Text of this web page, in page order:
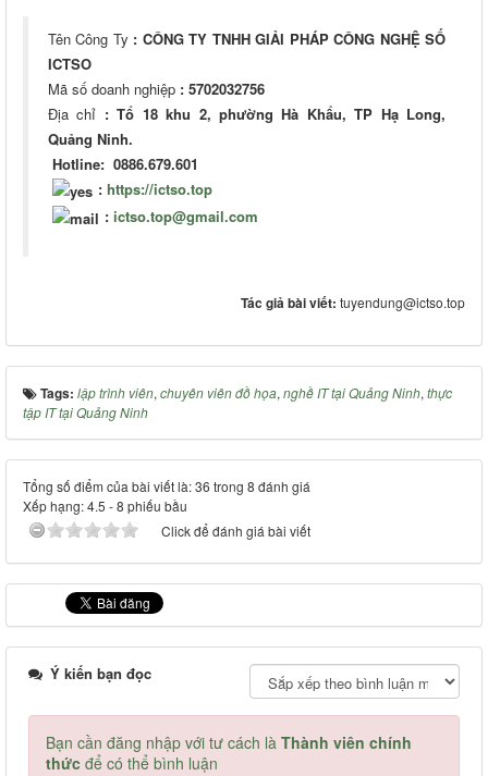
Tên Công Ty : CÔNG TY TNHH GIẢI PHÁP CÔNG NGHỆ SỐ
ICTSO
Mã số doanh nghiệp : 5702032756
Địa chỉ : Tổ 18 khu 2, phường Hà Khẩu, TP Hạ Long,
Quảng Ninh.
Hotline: 0886.679.601
: https://ictso.top
: ictso.top@gmail.com
Tác giả bài viết: tuyendung@ictso.top
Tags: lập trình viên, chuyên viên đồ họa, nghề IT tại Quảng Ninh, thực
tập IT tại Quảng Ninh
Tổng số điểm của bài viết là: 36 trong 8 đánh giá
Xếp hạng:4.5 -8 phiếu bầu
Click để đánh giá bài viết
Ý kiến bạn đọc
Bạn cần đăng nhập với tư cách là Thành viên chính
thức để có thể bình luận